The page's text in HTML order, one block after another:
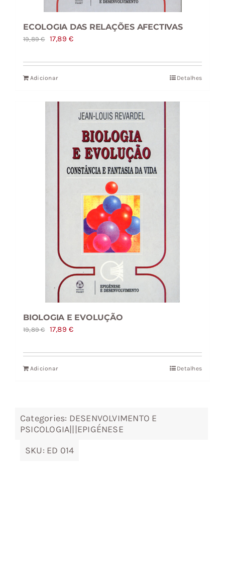
ECOLOGIA DAS RELAÇÕES AFECTIVAS
19,89€
O
original
era:
17,89€O
atual
Adicionar Detalhes
BIOLOGIA E EVOLUÇÃO
19,89€
O
original
era:
17,89€O
atual
Adicionar Detalhes
Categories: DESENVOLVIMENTO E
PSICOLOGIA|||EPIGÉNESE
SKU: ED 014